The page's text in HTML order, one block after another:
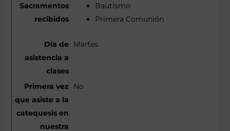
Bautismo
Primera Comunión
Martes
No